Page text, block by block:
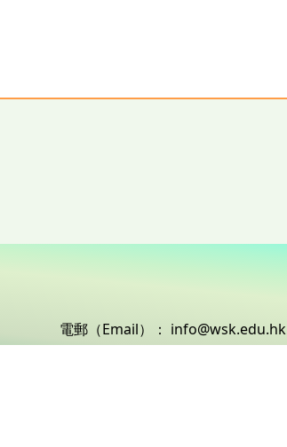
電郵（Email）： info@wsk.edu.hk